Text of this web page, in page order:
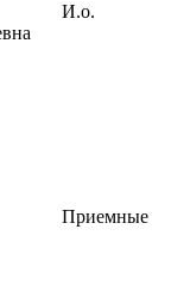
И.о.
Приемные